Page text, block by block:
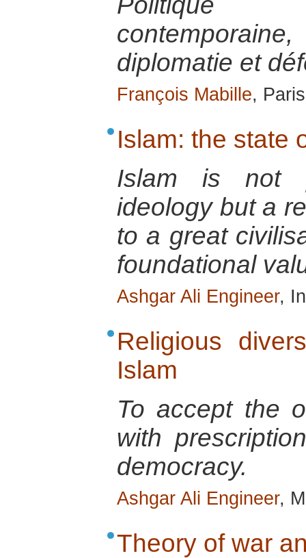
diplomatie et
François Mabille,
Islam: the state
Islam is not
ideology but a
to a great
foundational
Ashgar Ali Engineer,
Religious
Islam
To accept the
with
democracy.
Ashgar Ali Engineer,
Theory of war